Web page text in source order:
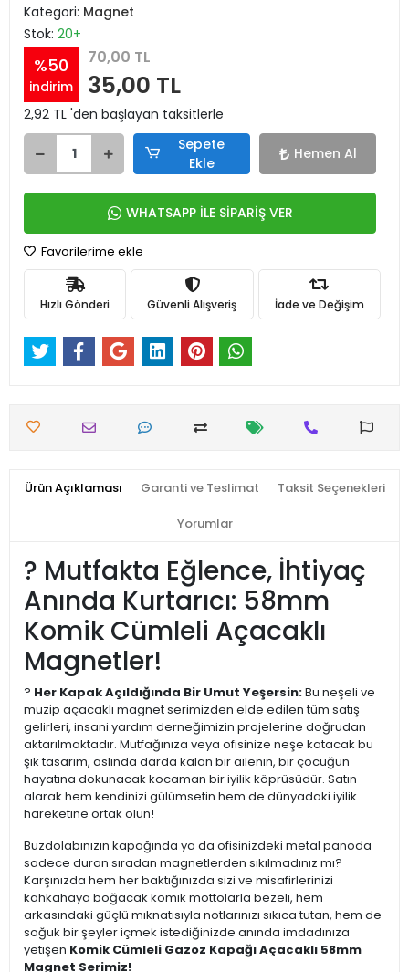
Kategori: Magnet
Stok: 20+
%50
indirim
70,00 TL
35,00 TL
2,92 TL 'den başlayan taksitlerle
Sepete
Ekle
Hemen Al
WHATSAPP İLE SİPARİŞ VER
Favorilerime ekle
Hızlı Gönderi Güvenli Alışveriş İade ve Değişim
Ürün Açıklaması Garanti ve Teslimat Taksit Seçenekleri
Yorumlar
? Mutfakta Eğlence, İhtiyaç
Anında Kurtarıcı: 58mm
Komik Cümleli Açacaklı
Magnetler!
? Her Kapak Açıldığında Bir Umut Yeşersin:Bu neşeli ve
muzip açacaklı magnet serimizden elde edilen tüm satış
gelirleri, insani yardım derneğimizin projelerine doğrudan
aktarılmaktadır. Mutfağınıza veya ofisinize neşe katacak bu
şık tasarım, aslında darda kalan bir ailenin, bir çocuğun
hayatına dokunacak kocaman bir iyilik köprüsüdür. Satın
alarak hem kendinizi gülümsetin hem de dünyadaki iyilik
hareketine ortak olun!
Buzdolabınızın kapağında ya da ofisinizdeki metal panoda
sadece duran sıradan magnetlerden sıkılmadınız mı?
Karşınızda hem her baktığınızda sizi ve misafirlerinizi
kahkahaya boğacak komik mottolarla bezeli, hem
arkasındaki güçlü mıknatısıyla notlarınızı sıkıca tutan, hem de
soğuk bir şeyler içmek istediğinizde anında imdadınıza
yetişen Komik Cümleli Gazoz Kapağı Açacaklı 58mm
Magnet Serimiz!